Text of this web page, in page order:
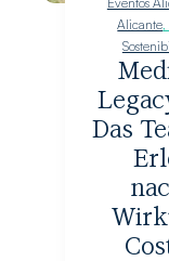
Alicante
Das